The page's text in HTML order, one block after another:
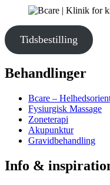
Tidsbestilling
Behandlinger
Bcare –
Fysiurgisk Massage
Zoneterapi
Akupunktur
Gravidbehandling
Info &